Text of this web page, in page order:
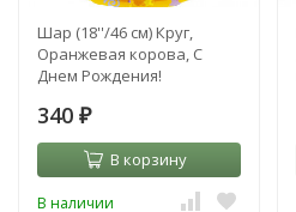
Шар (18''/46 см) Круг,
Оранжевая корова, С
Днем Рождения!
340 ₽
В корзину
В наличии